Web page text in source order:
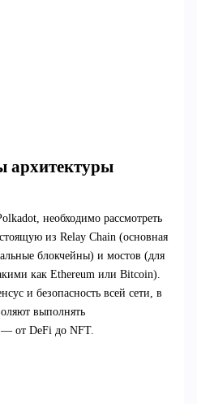
архитектуры
необходимо рассмотреть
из Relay Chain (основная
блокчейны) и мостов (для
как Ethereum или Bitcoin).
и безопасность всей сети, в
выполнять
— от DeFi до NFT.